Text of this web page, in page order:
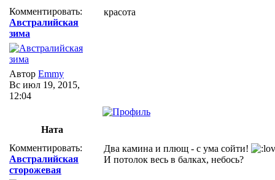
Комментировать:
Австралийская
зима
Автор Emmy
Вс июл 19, 2015,
12:04
красота
Ната
Комментировать:
Австралийская
сторожевая
Два камина и плющ - с ума сойти!
И потолок весь в балках, небось?